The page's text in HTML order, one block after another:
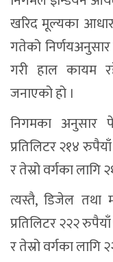
खरिद मूल्यका
गतेको
गरी हाल कायम
जनाएको हो ।
निगमका अनुसार
प्रतिलिटर २१४
र तेस्रो वर्गका
त्यस्तै, डिजेल तथा
प्रतिलिटर २२२
र तेस्रो वर्गका